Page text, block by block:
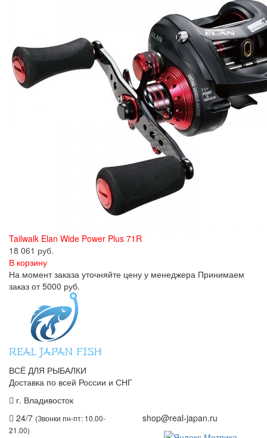
Tailwalk Elan Wide Power Plus 71R
18 061 руб.
В корзину
На момент заказа уточняйте цену у менеджера Принимаем
заказ от 5000 руб.
ВСЁ ДЛЯ РЫБАЛКИ
Доставка по всей России и СНГ
г. Владивосток
24/7 (Звонки пн-пт: 10.00-
21.00)
shop@real-japan.ru